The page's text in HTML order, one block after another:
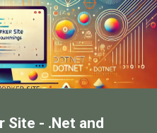
Site - .Net and